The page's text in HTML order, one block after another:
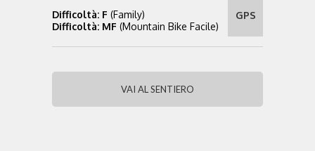
Difficoltà: F (Family)
Difficoltà: MF (Mountain Bike Facile)
GPS
VAI AL SENTIERO